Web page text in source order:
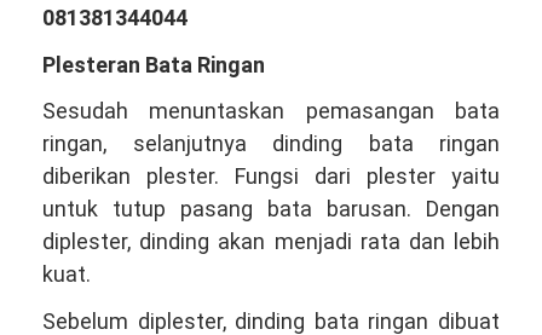
081381344044
Plesteran Bata Ringan
Sesudah menuntaskan pemasangan bata
ringan, selanjutnya dinding bata ringan
diberikan plester. Fungsi dari plester yaitu
untuk tutup pasang bata barusan. Dengan
diplester, dinding akan menjadi rata dan lebih
kuat.
Sebelum diplester, dinding bata ringan dibuat